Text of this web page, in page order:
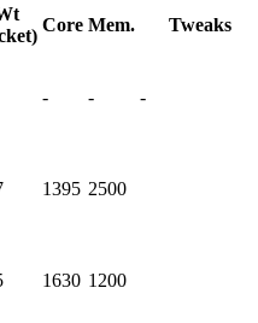
Core Mem. Tweaks
- - -
1395 2500
1630 1200